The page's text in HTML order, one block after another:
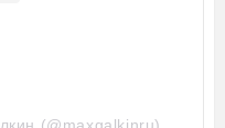
(@maxgalkinru)